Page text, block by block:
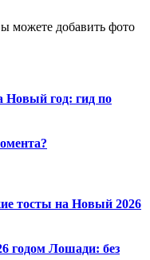
можете добавить фото
Новый год: гид по
тосты на Новый 2026
годом Лошади: без